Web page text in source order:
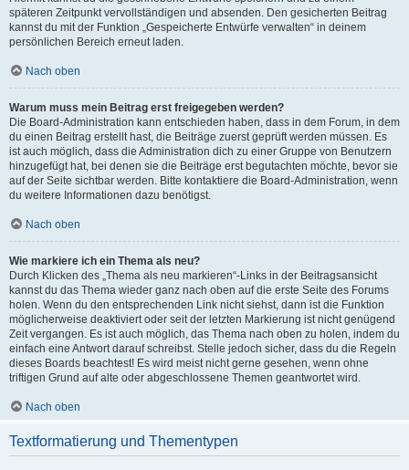
späteren Zeitpunkt vervollständigen und absenden. Den gesicherten Beitrag
kannst du mit der Funktion „Gespeicherte Entwürfe verwalten“ in deinem
persönlichen Bereich erneut laden.
Nach oben
Warum muss mein Beitrag erst freigegeben werden?
Die Board-Administration kann entschieden haben, dass in dem Forum, in dem
du einen Beitrag erstellt hast, die Beiträge zuerst geprüft werden müssen. Es
ist auch möglich, dass die Administration dich zu einer Gruppe von Benutzern
hinzugefügt hat, bei denen sie die Beiträge erst begutachten möchte, bevor sie
auf der Seite sichtbar werden. Bitte kontaktiere die Board-Administration, wenn
du weitere Informationen dazu benötigst.
Nach oben
Wie markiere ich ein Thema als neu?
Durch Klicken des „Thema als neu markieren“-Links in der Beitragsansicht
kannst du das Thema wieder ganz nach oben auf die erste Seite des Forums
holen. Wenn du den entsprechenden Link nicht siehst, dann ist die Funktion
möglicherweise deaktiviert oder seit der letzten Markierung ist nicht genügend
Zeit vergangen. Es ist auch möglich, das Thema nach oben zu holen, indem du
einfach eine Antwort darauf schreibst. Stelle jedoch sicher, dass du die Regeln
dieses Boards beachtest! Es wird meist nicht gerne gesehen, wenn ohne
triftigen Grund auf alte oder abgeschlossene Themen geantwortet wird.
Nach oben
Textformatierung und Thementypen